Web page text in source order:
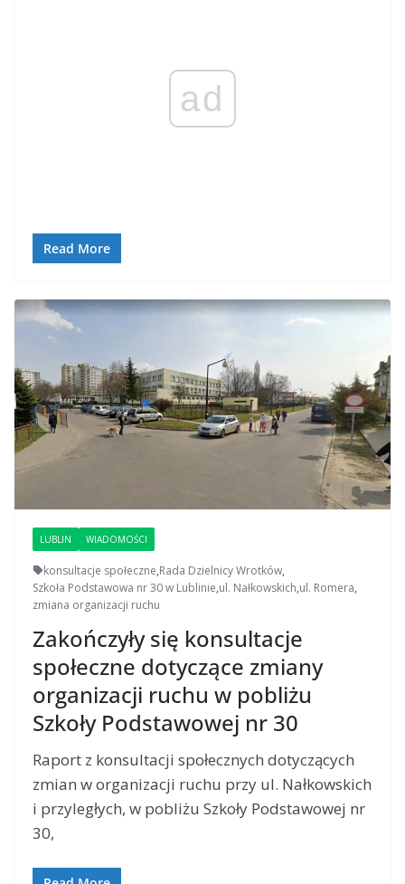
ad
Read More
LUBLIN WIADOMOŚCI
konsultacje społeczne,Rada Dzielnicy Wrotków,
Szkoła Podstawowa nr 30 w Lublinie,ul. Nałkowskich,ul. Romera,
zmiana organizacji ruchu
Zakończyły się konsultacje
społeczne dotyczące zmiany
organizacji ruchu w pobliżu
Szkoły Podstawowej nr 30
Raport z konsultacji społecznych dotyczących
zmian w organizacji ruchu przy ul. Nałkowskich
i przyległych, w pobliżu Szkoły Podstawowej nr
30,